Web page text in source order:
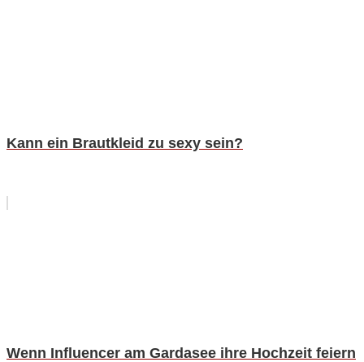
Kann ein Brautkleid zu sexy sein?
Wenn Influencer am Gardasee ihre Hochzeit feiern